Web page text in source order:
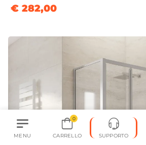
€ 282,00
MENU
0
CARRELLO SUPPORTO